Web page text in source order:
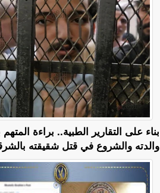
بناء على التقارير الطبية.. براءة
والدته والشروع في قتل شقيقته